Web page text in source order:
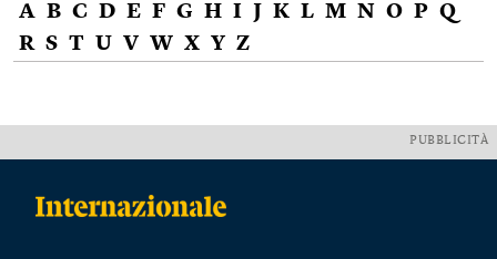
A B C D E F G H I J K L M N O P Q
R S T U V W X Y Z
PUBBLICITÀ